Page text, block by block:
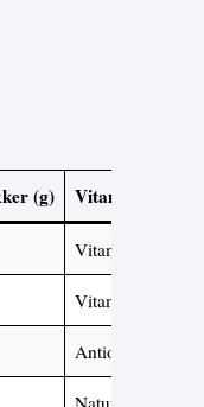
(g) Vitaminer og
Vitamin K,
Vitamin C, kalium
Antioksidanter,